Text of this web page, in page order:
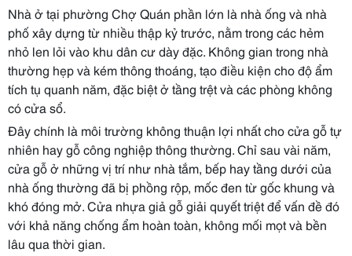
Nhà ở tại phường Chợ Quán phần lớn là nhà ống và nhà
phố xây dựng từ nhiều thập kỷ trước, nằm trong các hẻm
nhỏ len lỏi vào khu dân cư dày đặc. Không gian trong nhà
thường hẹp và kém thông thoáng, tạo điều kiện cho độ ẩm
tích tụ quanh năm, đặc biệt ở tầng trệt và các phòng không
có cửa sổ.
Đây chính là môi trường không thuận lợi nhất cho cửa gỗ tự
nhiên hay gỗ công nghiệp thông thường. Chỉ sau vài năm,
cửa gỗ ở những vị trí như nhà tắm, bếp hay tầng dưới của
nhà ống thường đã bị phồng rộp, mốc đen từ gốc khung và
khó đóng mở. Cửa nhựa giả gỗ giải quyết triệt để vấn đề đó
với khả năng chống ẩm hoàn toàn, không mối mọt và bền
lâu qua thời gian.